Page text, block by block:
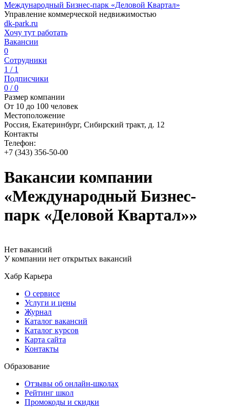
Международный Бизнес-парк «Деловой Квартал»
Управление коммерческой недвижимостью
dk-park.ru
Хочу тут работать
Вакансии
0
Сотрудники
1 / 1
Подписчики
0 / 0
Размер компании
От 10 до 100 человек
Местоположение
Россия, Екатеринбург, Сибирский тракт, д. 12
Контакты
Телефон:
+7 (343) 356-50-00
Вакансии компании
«Международный Бизнес-
парк «Деловой Квартал»»
Нет вакансий
У компании нет открытых вакансий
Хабр Карьера
О сервисе
Услуги и цены
Журнал
Каталог вакансий
Каталог курсов
Карта сайта
Контакты
Образование
Отзывы об онлайн-школах
Рейтинг школ
Промокоды и скидки